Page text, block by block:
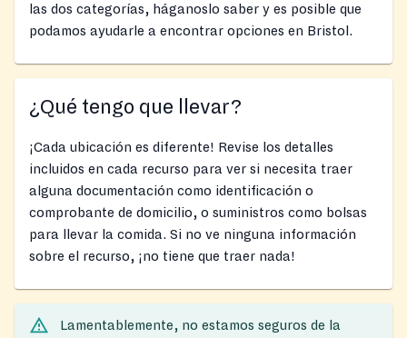
las dos categorías, háganoslo saber y es posible que
podamos ayudarle a encontrar opciones en Bristol.
¿Qué tengo que llevar?
¡Cada ubicación es diferente! Revise los detalles
incluidos en cada recurso para ver si necesita traer
alguna documentación como identificación o
comprobante de domicilio, o suministros como bolsas
para llevar la comida. Si no ve ninguna información
sobre el recurso, ¡no tiene que traer nada!
Lamentablemente, no estamos seguros de la